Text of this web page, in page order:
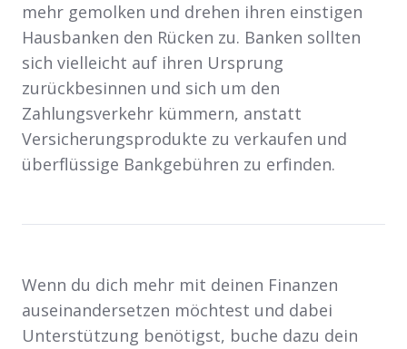
mehr gemolken und drehen ihren einstigen
Hausbanken den Rücken zu. Banken sollten
sich vielleicht auf ihren Ursprung
zurückbesinnen und sich um den
Zahlungsverkehr kümmern, anstatt
Versicherungsprodukte zu verkaufen und
überflüssige Bankgebühren zu erfinden.
Wenn du dich mehr mit deinen Finanzen
auseinandersetzen möchtest und dabei
Unterstützung benötigst, buche dazu dein